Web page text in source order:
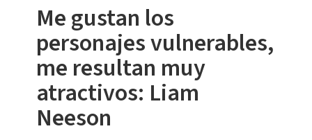
Me gustan los
personajes vulnerables,
me resultan muy
atractivos: Liam
Neeson